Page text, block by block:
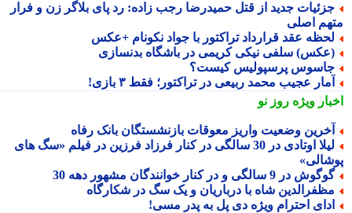
جدید از قتل حمیدرضا رجب زاده: رد پای بلاگر زن و فرار
اصلی
عقد قرارداد تراکتور با جواد نکونام +عکس
سلفی نیکی کریمی در باشگاه بدنسازی
پرسپولیس کیست؟
عجیب محمد ربیعی در تراکتور؛ فقط ۳ بازی!
ویژهروز نو
وضعیت واریز معوقات بازنشستگان بانک رفاه
لیلا اوتادی در 30 سالگی در کنار فرزاد فرزین در فیلم «سگ های
در 9 سالگی و در کنار خوانندگان مشهور دهه 30
شاه با درباریان و یک سگ در شکارگاه
احترام ویژه دی پل به پدر مسی!